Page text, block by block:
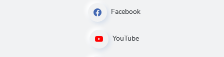
Facebook
YouTube